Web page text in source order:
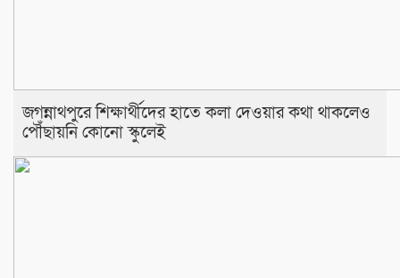
জগন্নাথপুরে শিক্ষার্থীদের হাতে কলা দেওয়ার কথা থাকলেও
পৌঁছায়নি কোনো স্কুলেই